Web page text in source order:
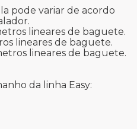
pode variar de acordo
lineares de baguete.
lineares de baguete.
lineares de baguete.
da linha Easy: